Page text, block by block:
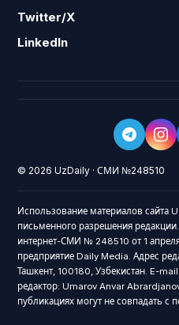
Twitter/X
LinkedIn
© 2026 UzDaily · СМИ №248510
Использование материалов сайта
письменного разрешения
интернет-СМИ № 248510 от 1
предприятие Daily Media. Адрес
Ташкент, 100180, Узбекистан. E-
редактор: Umarov Anvar
публикациях могут не совпадать с